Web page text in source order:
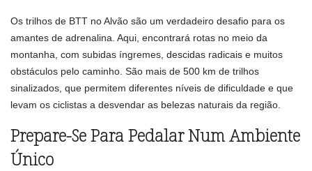
Os trilhos de BTT no Alvão são um verdadeiro desafio para os
amantes de adrenalina. Aqui, encontrará rotas no meio da
montanha, com subidas íngremes, descidas radicais e muitos
obstáculos pelo caminho. São mais de 500 km de trilhos
sinalizados, que permitem diferentes níveis de dificuldade e que
levam os ciclistas a desvendar as belezas naturais da região.
Prepare-Se Para Pedalar Num Ambiente
Único